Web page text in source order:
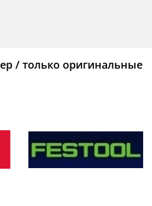
/ только оригинальные